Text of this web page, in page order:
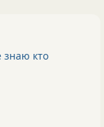
знаю кто